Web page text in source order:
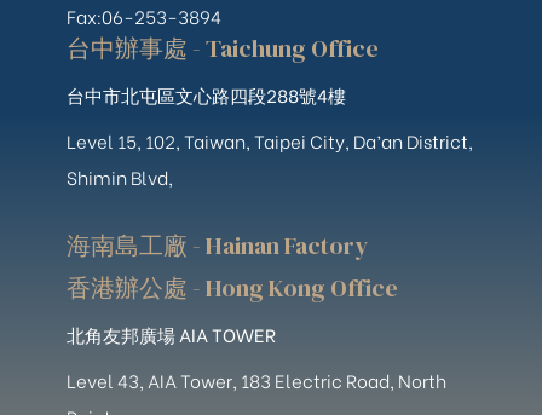
Fax:06-253-3894
台中辦事處 - Taichung Office
台中市北屯區文心路四段288號4樓
Level 15, 102, Taiwan, Taipei City, Da’an District,
Shimin Blvd,
海南島工廠 - Hainan Factory
香港辦公處 - Hong Kong Office
北角友邦廣場 AIA TOWER
Level 43, AIA Tower, 183 Electric Road, North